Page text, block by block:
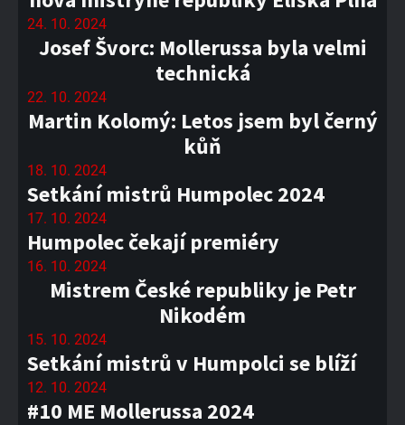
24. 10. 2024
Josef Švorc: Mollerussa byla velmi
technická
22. 10. 2024
Martin Kolomý: Letos jsem byl černý
kůň
18. 10. 2024
Setkání mistrů Humpolec 2024
17. 10. 2024
Humpolec čekají premiéry
16. 10. 2024
Mistrem České republiky je Petr
Nikodém
15. 10. 2024
Setkání mistrů v Humpolci se blíží
12. 10. 2024
#10 ME Mollerussa 2024